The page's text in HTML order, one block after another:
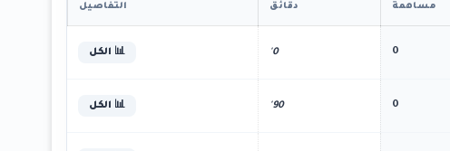
مساهمة دقائق التفاصيل
0
0' 📊 الكل
0
90' 📊 الكل